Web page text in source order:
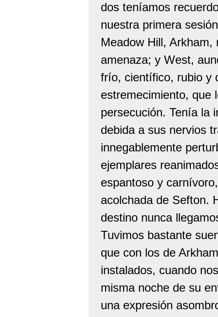
dos teníamos
nuestra primera
Meadow Hill,
amenaza; y West,
frío, científico, rubio y
estremecimiento, que
persecución. Tenía la
debida a sus nervios
innegablemente
ejemplares
espantoso y
acolchada de Sefton.
destino nunca
Tuvimos bastante
que con los de
instalados, cuando
misma noche de su
una expresión